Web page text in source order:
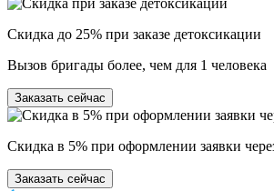
Скидка до 25% при заказе детоксикации
Вызов бригады более, чем для 1 человека
Заказать сейчас
Скидка в 5% при оформлении заявки
Заказать сейчас